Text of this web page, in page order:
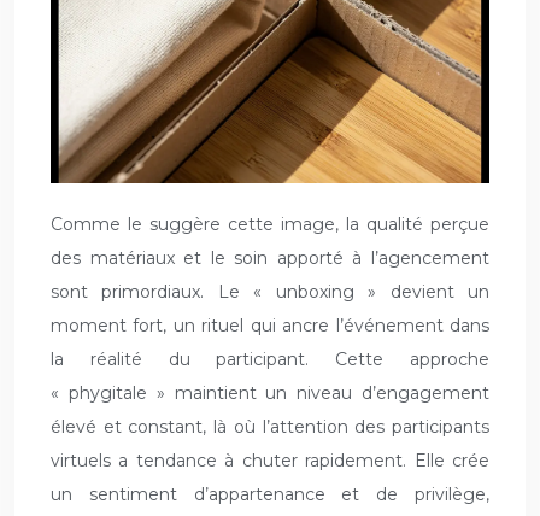
Comme le suggère cette image, la qualité perçue
des matériaux et le soin apporté à l’agencement
sont primordiaux. Le « unboxing » devient un
moment fort, un rituel qui ancre l’événement dans
la réalité du participant. Cette approche
« phygitale » maintient un niveau d’engagement
élevé et constant, là où l’attention des participants
virtuels a tendance à chuter rapidement. Elle crée
un sentiment d’appartenance et de privilège,